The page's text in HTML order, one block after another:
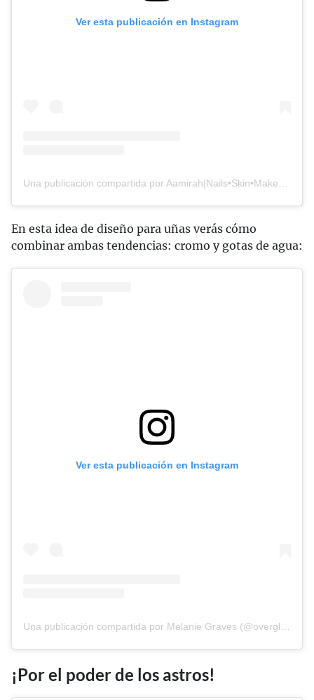
Ver esta publicación en Instagram
En esta idea de diseño para uñas verás cómo
combinar ambas tendencias: cromo y gotas de agua:
Ver esta publicación en Instagram
¡Por el poder de los astros!